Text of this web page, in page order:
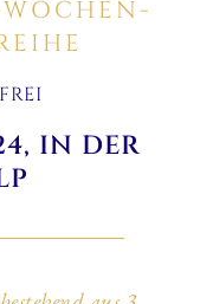
IN DER